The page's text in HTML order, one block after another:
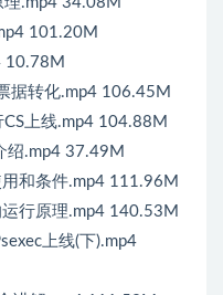
101.20M
10.78M
据转化.mp4 106.45M
上线.mp4 104.88M
绍.mp4 37.49M
和条件.mp4 111.96M
行原理.mp4 140.53M
上线(下).mp4